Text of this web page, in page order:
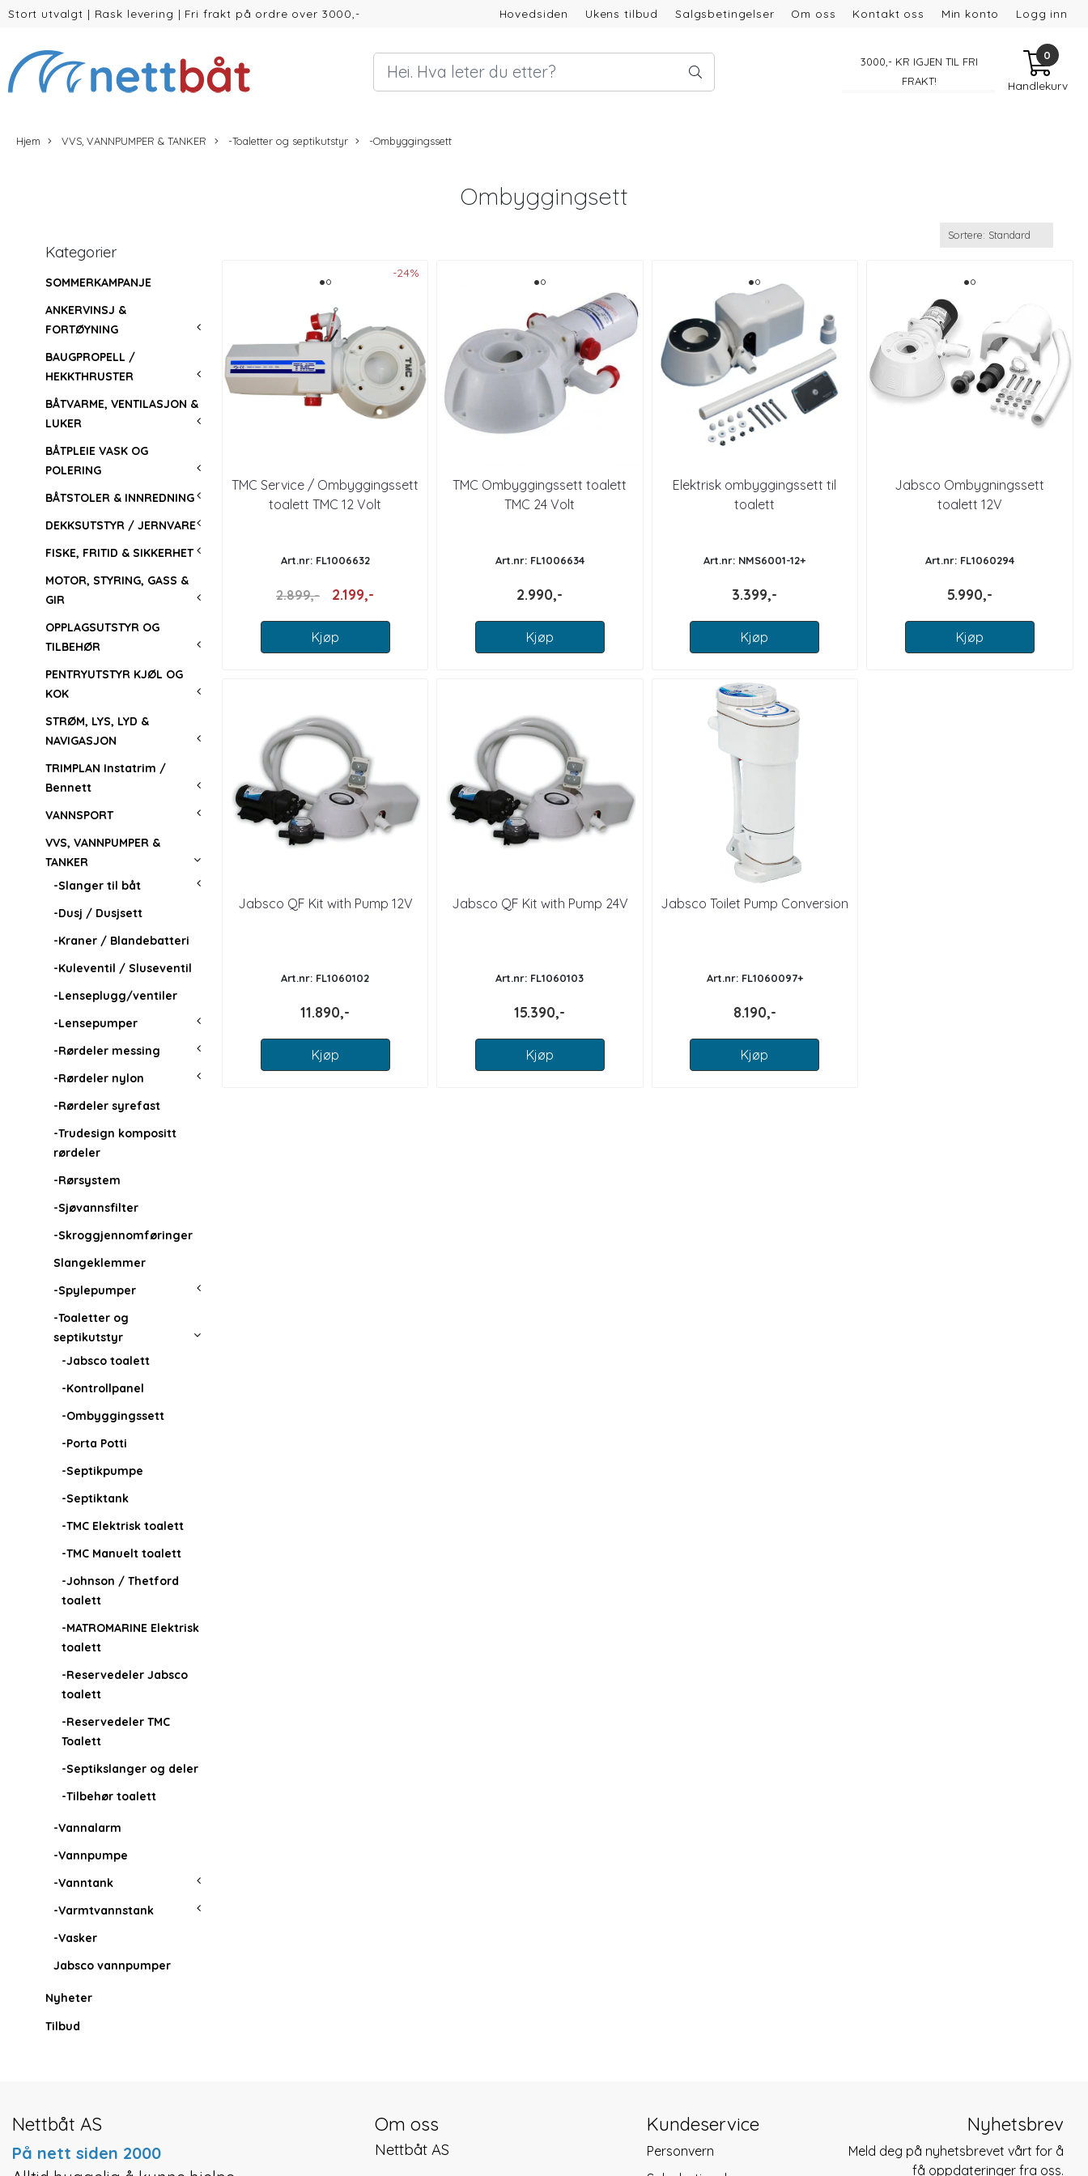
Stort utvalgt | Rask levering | Fri frakt på ordre over 3000,-
Hovedsiden Ukens tilbud Salgsbetingelser Om oss Kontakt oss Min konto Logg inn
3000 ,- KR IGJEN TIL FRI
FRAKT!
0
Handlekurv
Hjem VVS, VANNPUMPER & TANKER -Toaletter og septikutstyr -Ombyggingssett
Ombyggingsett
Kategorier
SOMMERKAMPANJE
ANKERVINSJ &
FORTØYNING
BAUGPROPELL /
HEKKTHRUSTER
BÅTVARME, VENTILASJON &
LUKER
BÅTPLEIE VASK OG
POLERING
BÅTSTOLER & INNREDNING
DEKKSUTSTYR / JERNVARE
FISKE, FRITID & SIKKERHET
MOTOR, STYRING, GASS &
GIR
OPPLAGSUTSTYR OG
TILBEHØR
PENTRYUTSTYR KJØL OG
KOK
STRØM, LYS, LYD &
NAVIGASJON
TRIMPLAN Instatrim /
Bennett
VANNSPORT
VVS, VANNPUMPER &
TANKER
-Slanger til båt
-Dusj / Dusjsett
-Kraner / Blandebatteri
-Kuleventil / Sluseventil
-Lenseplugg/ventiler
-Lensepumper
-Rørdeler messing
-Rørdeler nylon
-Rørdeler syrefast
-Trudesign kompositt
rørdeler
-Rørsystem
-Sjøvannsfilter
-Skroggjennomføringer
Slangeklemmer
-Spylepumper
-Toaletter og
septikutstyr
-Jabsco toalett
-Kontrollpanel
-Ombyggingssett
-Porta Potti
-Septikpumpe
-Septiktank
-TMC Elektrisk toalett
-TMC Manuelt toalett
-Johnson / Thetford
toalett
-MATROMARINE Elektrisk
toalett
-Reservedeler Jabsco
toalett
-Reservedeler TMC
Toalett
-Septikslanger og deler
-Tilbehør toalett
-Vannalarm
-Vannpumpe
-Vanntank
-Varmtvannstank
-Vasker
Jabsco vannpumper
Nyheter
Tilbud
-24%
TMC Service / Ombyggingssett
toalett TMC 12 Volt
Art.nr: FL1006632
2.899,- 2.199,-
Kjøp
TMC Ombyggingssett toalett
TMC 24 Volt
Art.nr: FL1006634
2.990,-
Kjøp
Elektrisk ombyggingssett til
toalett
Art.nr: NMS6001-12+
3.399,-
Kjøp
Jabsco Ombygningssett
toalett 12V
Art.nr: FL1060294
5.990,-
Kjøp
Jabsco QF Kit with Pump 12V
Art.nr: FL1060102
11.890,-
Kjøp
Jabsco QF Kit with Pump 24V
Art.nr: FL1060103
15.390,-
Kjøp
Jabsco Toilet Pump Conversion
Art.nr: FL1060097+
8.190,-
Kjøp
Nettbåt AS
På nett siden 2000
Om oss
Nettbåt AS
Kundeservice
Personvern
Nyhetsbrev
Meld deg på nyhetsbrevet vårt for å
få oppdateringer fra oss.